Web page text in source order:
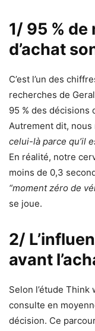
1/ 95 %
d’achat
C’est l’un des
recherches de
95 % des décisions
Autrement dit, nous
celui-là parce qu’il
En réalité, notre
moins de 0,3
“moment zéro de
se joue.
2/
avant
Selon l’étude
consulte en
décision. Ce